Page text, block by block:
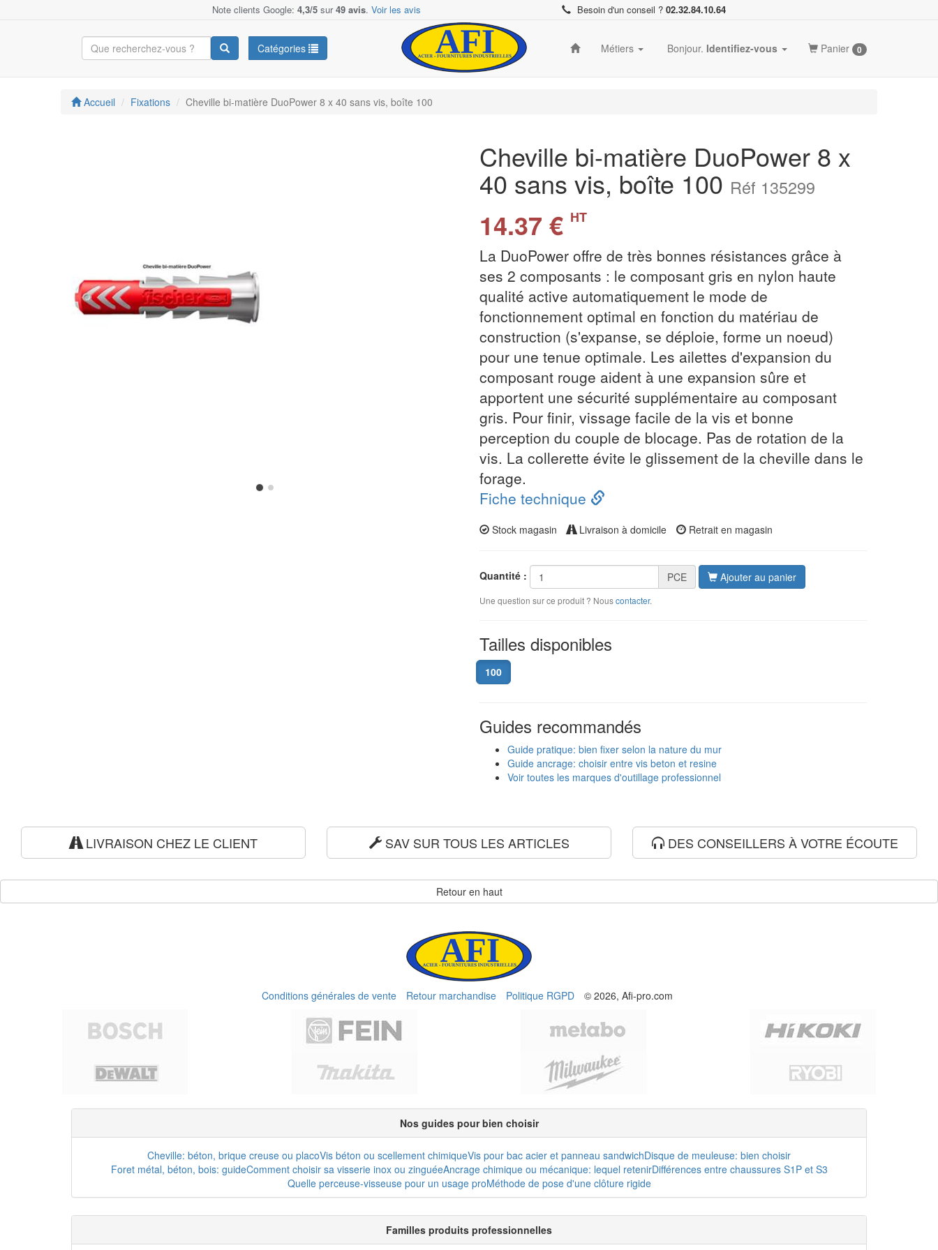
Note clients Google: 4,3/5 sur49 avis. Voir les avis Besoin d'un conseil ? 02.32.84.10.64
Catégories Métiers Bonjour. Identifiez-vous Panier 0
Accueil Fixations Cheville bi-matière DuoPower 8 x 40 sans vis, boîte 100
Cheville bi-matière DuoPower 8 x
40 sans vis, boîte 100 Réf 135299
14.37 € HT
La DuoPower offre de très bonnes résistances grâce à
ses 2 composants : le composant gris en nylon haute
qualité active automatiquement le mode de
fonctionnement optimal en fonction du matériau de
construction (s'expanse, se déploie, forme un noeud)
pour une tenue optimale. Les ailettes d'expansion du
composant rouge aident à une expansion sûre et
apportent une sécurité supplémentaire au composant
gris. Pour finir, vissage facile de la vis et bonne
perception du couple de blocage. Pas de rotation de la
vis. La collerette évite le glissement de la cheville dans le
forage.
Fiche technique
Stock magasin Livraison à domicile Retrait en magasin
Quantité : PCE Ajouter au panier
Une question sur ce produit ? Nouscontacter.
Tailles disponibles
100
Guides recommandés
Guide pratique: bien fixer selon la nature du mur
Guide ancrage: choisir entre vis beton et resine
Voir toutes les marques d'outillage professionnel
LIVRAISON CHEZ LE CLIENT SAV SUR TOUS LES ARTICLES DES CONSEILLERS À VOTRE ÉCOUTE
Retour en haut
Conditions générales de vente Retour marchandise Politique RGPD © 2026, Afi-pro.com
Nos guides pour bien choisir
Cheville: béton, brique creuse ou placoVis béton ou scellement chimiqueVis pour bac acier et panneau sandwichDisque de meuleuse: bien choisir
Foret métal, béton, bois: guideComment choisir sa visserie inox ou zinguéeAncrage chimique ou mécanique: lequel retenirDifférences entre chaussures S1P et S3
Quelle perceuse-visseuse pour un usage proMéthode de pose d'une clôture rigide
Familles produits professionnelles